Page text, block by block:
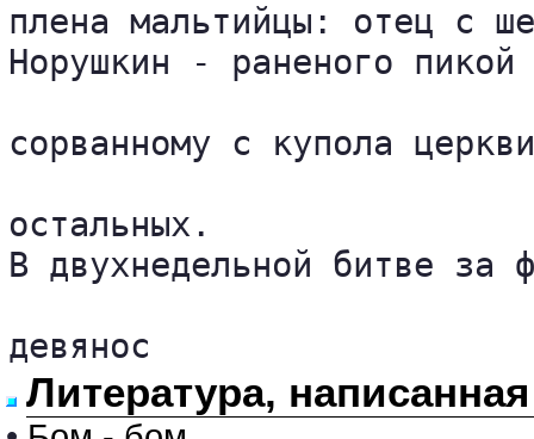
плена мальтийцы: отец с
Норушкин - раненого
сорванному с купола
остальных.
В двухнедельной битве за
девянос
Литература,